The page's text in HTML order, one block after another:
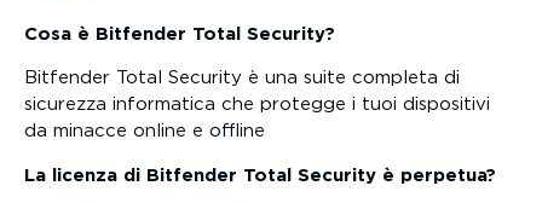
Cosa è Bitfender Total Security?
Bitfender Total Security è una suite completa di
sicurezza informatica che protegge i tuoi dispositivi
da minacce online e offline
La licenza di Bitfender Total Security è perpetua?